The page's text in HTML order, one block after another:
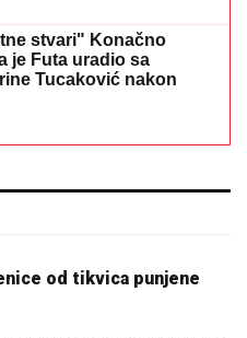
stvari" Konačno
je Futa uradio sa
Tucaković nakon
od tikvica punjene